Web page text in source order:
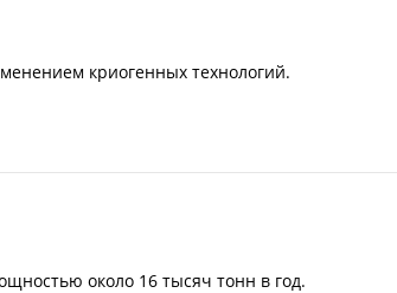
криогенных технологий.
около 16 тысяч тонн в год.